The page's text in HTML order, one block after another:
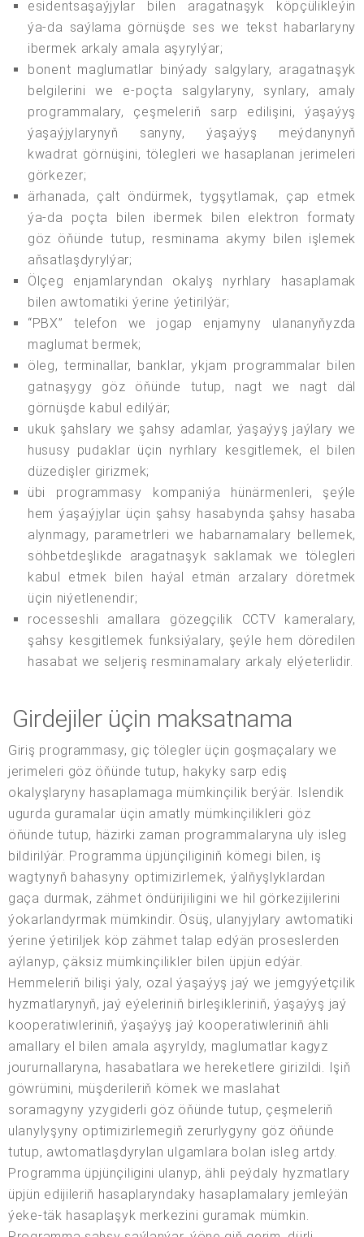
esidentsaşaýjylar bilen aragatnaşyk köpçülikleýin
ýa-da saýlama görnüşde ses we tekst habarlaryny
ibermek arkaly amala aşyrylýar;
bonent maglumatlar binýady salgylary, aragatnaşyk
belgilerini we e-poçta salgylaryny, synlary, amaly
programmalary, çeşmeleriň sarp edilişini, ýaşaýyş
ýaşaýjylarynyň sanyny, ýaşaýyş meýdanynyň
kwadrat görnüşini, tölegleri we hasaplanan jerimeleri
görkezer;
ärhanada, çalt öndürmek, tygşytlamak, çap etmek
ýa-da poçta bilen ibermek bilen elektron formaty
göz öňünde tutup, resminama akymy bilen işlemek
aňsatlaşdyrylýar;
Ölçeg enjamlaryndan okalyş nyrhlary hasaplamak
bilen awtomatiki ýerine ýetirilýär;
“PBX” telefon we jogap enjamyny ulananyňyzda
maglumat bermek;
öleg, terminallar, banklar, ykjam programmalar bilen
gatnaşygy göz öňünde tutup, nagt we nagt däl
görnüşde kabul edilýär;
ukuk şahslary we şahsy adamlar, ýaşaýyş jaýlary we
hususy pudaklar üçin nyrhlary kesgitlemek, el bilen
düzedişler girizmek;
übi programmasy kompaniýa hünärmenleri, şeýle
hem ýaşaýjylar üçin şahsy hasabynda şahsy hasaba
alynmagy, parametrleri we habarnamalary bellemek,
söhbetdeşlikde aragatnaşyk saklamak we tölegleri
kabul etmek bilen haýal etmän arzalary döretmek
üçin niýetlenendir;
rocesseshli amallara gözegçilik CCTV kameralary,
şahsy kesgitlemek funksiýalary, şeýle hem döredilen
hasabat we seljeriş resminamalary arkaly elýeterlidir.
Girdejiler üçin maksatnama
Giriş programmasy, giç tölegler üçin goşmaçalary we
jerimeleri göz öňünde tutup, hakyky sarp ediş
okalyşlaryny hasaplamaga mümkinçilik berýär. Islendik
ugurda guramalar üçin amatly mümkinçilikleri göz
öňünde tutup, häzirki zaman programmalaryna uly isleg
bildirilýär. Programma üpjünçiliginiň kömegi bilen, iş
wagtynyň bahasyny optimizirlemek, ýalňyşlyklardan
gaça durmak, zähmet öndürijiligini we hil görkezijilerini
ýokarlandyrmak mümkindir. Ösüş, ulanyjylary awtomatiki
ýerine ýetiriljek köp zähmet talap edýän proseslerden
aýlanyp, çäksiz mümkinçilikler bilen üpjün edýär.
Hemmeleriň bilişi ýaly, ozal ýaşaýyş jaý we jemgyýetçilik
hyzmatlarynyň, jaý eýeleriniň birleşikleriniň, ýaşaýyş jaý
kooperatiwleriniň, ýaşaýyş jaý kooperatiwleriniň ähli
amallary el bilen amala aşyryldy, maglumatlar kagyz
joururnallaryna, hasabatlara we hereketlere girizildi. Işiň
göwrümini, müşderileriň kömek we maslahat
soramagyny yzygiderli göz öňünde tutup, çeşmeleriň
ulanylyşyny optimizirlemegiň zerurlygyny göz öňünde
tutup, awtomatlaşdyrylan ulgamlara bolan isleg artdy.
Programma üpjünçiligini ulanyp, ähli peýdaly hyzmatlary
üpjün edijileriň hasaplaryndaky hasaplamalary jemleýän
ýeke-täk hasaplaşyk merkezini guramak mümkin.